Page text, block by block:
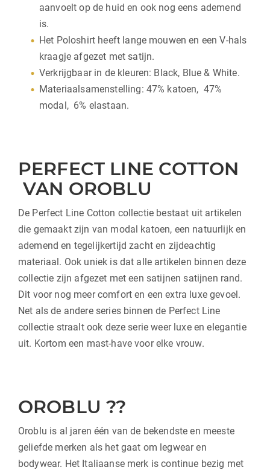
aanvoelt op de huid en ook nog eens ademend
is.
Het Poloshirt heeft lange mouwen en een V-hals
kraagje afgezet met satijn.
Verkrijgbaar in de kleuren: Black, Blue & White.
Materiaalsamenstelling: 47% katoen, 47%
modal, 6% elastaan.
PERFECT LINE COTTON
VAN OROBLU
De Perfect Line Cotton collectie bestaat uit artikelen
die gemaakt zijn van modal katoen, een natuurlijk en
ademend en tegelijkertijd zacht en zijdeachtig
materiaal. Ook uniek is dat alle artikelen binnen deze
collectie zijn afgezet met een satijnen satijnen rand.
Dit voor nog meer comfort en een extra luxe gevoel.
Net als de andere series binnen de Perfect Line
collectie straalt ook deze serie weer luxe en elegantie
uit. Kortom een mast-have voor elke vrouw.
OROBLU ??
Oroblu is al jaren één van de bekendste en meeste
geliefde merken als het gaat om legwear en
bodywear. Het Italiaanse merk is continue bezig met